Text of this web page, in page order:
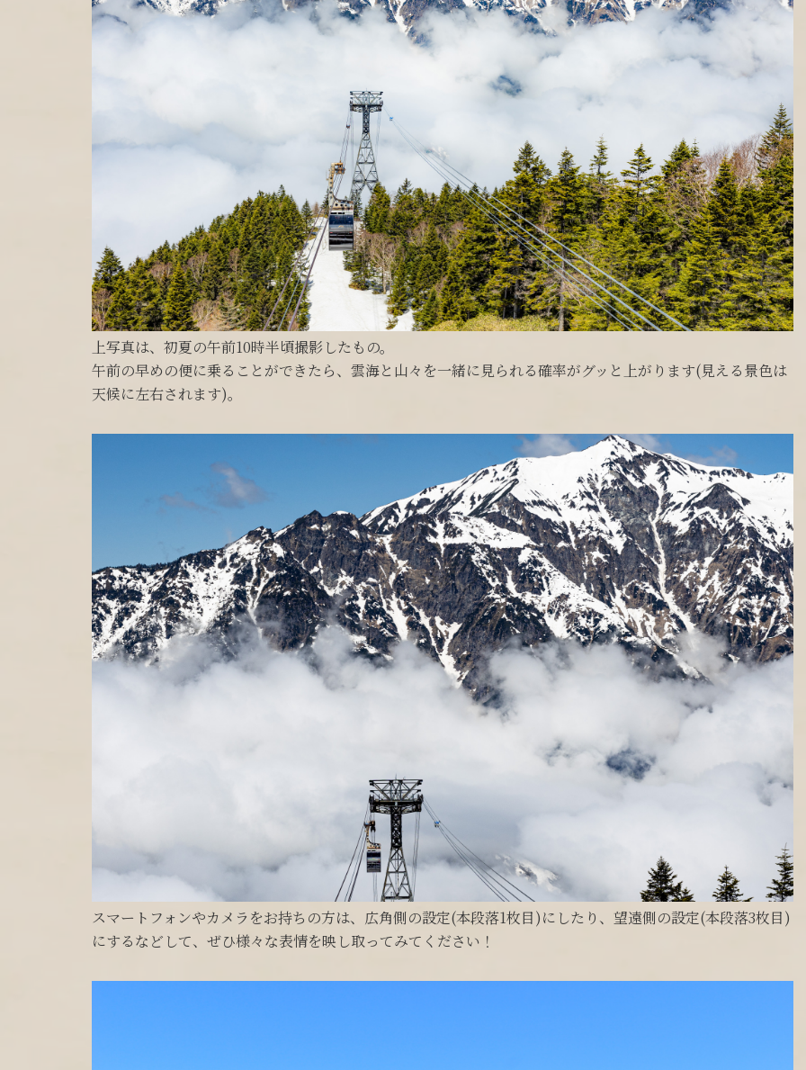
上写真は、初夏の午前10時半頃撮影したもの。
午前の早めの便に乗ることができたら、雲海と山々を一緒に見られる確率がグッと上がります(見える景色は
天候に左右されます)。
スマートフォンやカメラをお持ちの方は、広角側の設定(本段落1枚目)にしたり、望遠側の設定(本段落3枚目)
にするなどして、ぜひ様々な表情を映し取ってみてください！